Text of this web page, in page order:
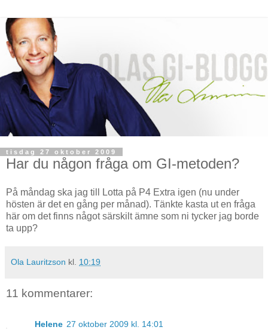
tisdag 27 oktober 2009
Har du någon fråga om GI-metoden?
På måndag ska jag till Lotta på P4 Extra igen (nu under
hösten är det en gång per månad). Tänkte kasta ut en fråga
här om det finns något särskilt ämne som ni tycker jag borde
ta upp?
Ola Lauritzson kl. 10:19
11 kommentarer:
Helene 27 oktober 2009 kl. 14:01